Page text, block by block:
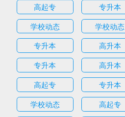
高起专
专升本
学校动态
学校动态
专升本
高升本
专升本
高升本
高起专
专升本
学校动态
高起专